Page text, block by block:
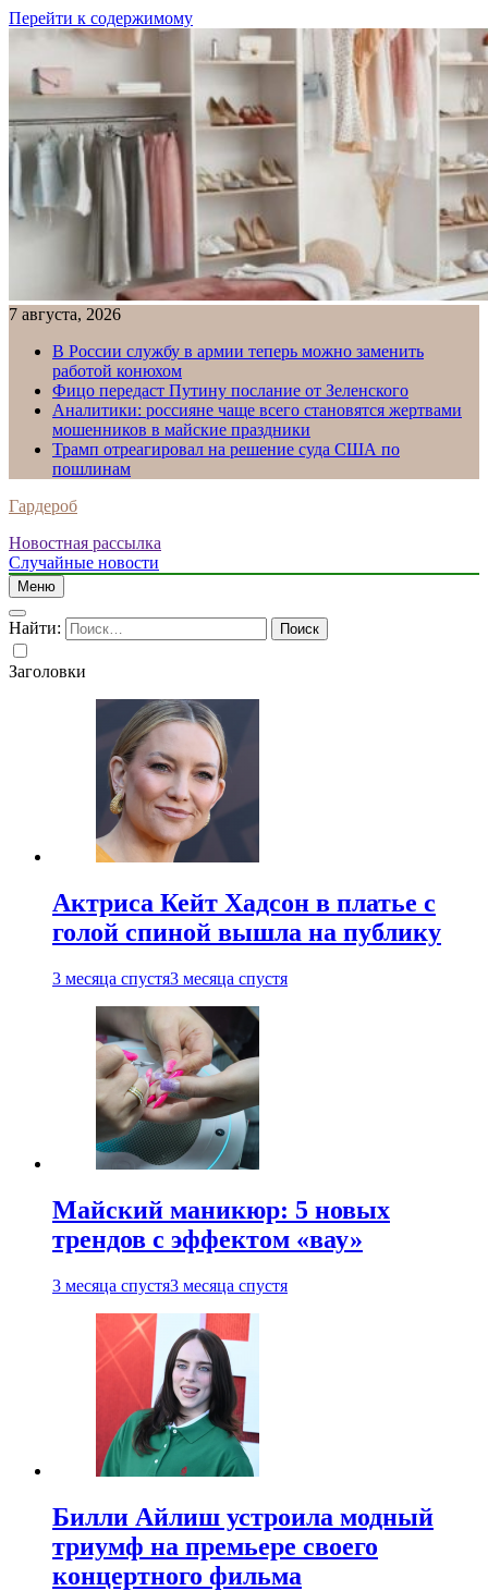
Перейти к содержимому
7 августа, 2026
В России службу в армии теперь можно заменить
работой конюхом
Фицо передаст Путину послание от Зеленского
Аналитики: россияне чаще всего становятся жертвами
мошенников в майские праздники
Трамп отреагировал на решение суда США по
пошлинам
Гардероб
Новостная рассылка
Случайные новости
Меню
Найти:
Заголовки
Актриса Кейт Хадсон в платье с
голой спиной вышла на публику
3 месяца спустя3 месяца спустя
Майский маникюр: 5 новых
трендов с эффектом «вау»
3 месяца спустя3 месяца спустя
Билли Айлиш устроила модный
триумф на премьере своего
концертного фильма